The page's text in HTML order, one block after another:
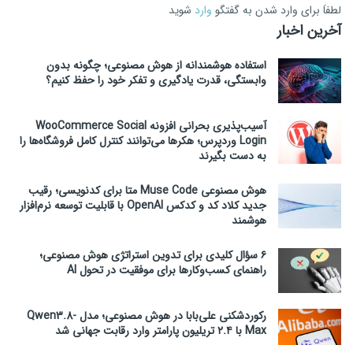
لطفاَ برای وارد شدن به گفتگو وارد شوید
آخرین اخبار
استفاده هوشمندانه از هوش مصنوعی؛ چگونه بدون
وابستگی، قدرت یادگیری و تفکر خود را حفظ کنیم؟
آسیب‌پذیری بحرانی افزونه WooCommerce Social
Login وردپرس؛ هکرها می‌توانند کنترل کامل فروشگاه‌ها را
به دست بگیرند
هوش مصنوعی Muse Code متا برای کدنویسی؛ رقیب
جدید کلاد کد و کدکس OpenAI با قابلیت توسعه نرم‌افزار
هوشمند
۶ سؤال کلیدی برای تدوین استراتژی هوش مصنوعی؛
راهنمای کسب‌وکارها برای موفقیت در تحول AI
رکوردشکنی علی‌بابا در هوش مصنوعی؛ مدل Qwen3.8-
Max با ۲.۴ تریلیون پارامتر وارد رقابت جهانی شد